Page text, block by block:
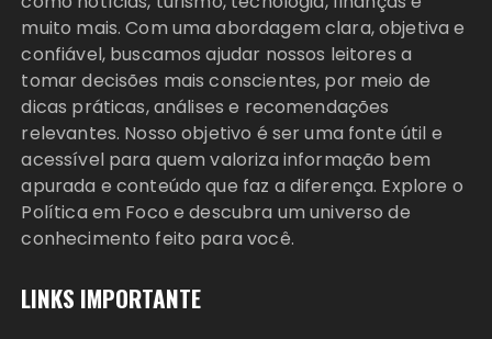
muito mais. Com uma abordagem clara, objetiva e
confiável, buscamos ajudar nossos leitores a
tomar decisões mais conscientes, por meio de
dicas práticas, análises e recomendações
relevantes. Nosso objetivo é ser uma fonte útil e
acessível para quem valoriza informação bem
apurada e conteúdo que faz a diferença. Explore o
Política em Foco e descubra um universo de
conhecimento feito para você.
LINKS IMPORTANTE